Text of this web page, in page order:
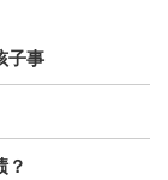
子事
？